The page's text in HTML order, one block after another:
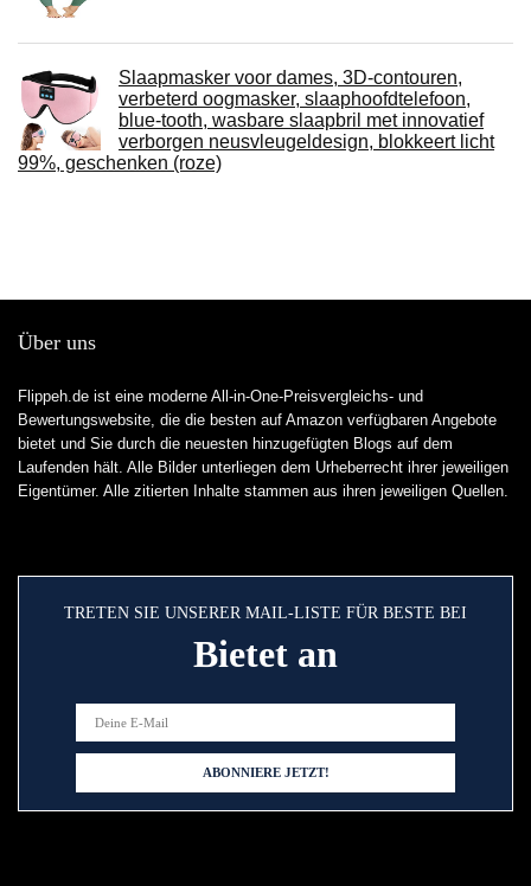
Slaapmasker voor dames, 3D-contouren,
verbeterd oogmasker, slaaphoofdtelefoon,
blue-tooth, wasbare slaapbril met innovatief
verborgen neusvleugeldesign, blokkeert licht
99%, geschenken (roze)
Über uns
Flippeh.de ist eine moderne All-in-One-Preisvergleichs- und
Bewertungswebsite, die die besten auf Amazon verfügbaren Angebote
bietet und Sie durch die neuesten hinzugefügten Blogs auf dem
Laufenden hält. Alle Bilder unterliegen dem Urheberrecht ihrer jeweiligen
Eigentümer. Alle zitierten Inhalte stammen aus ihren jeweiligen Quellen.
TRETEN SIE UNSERER MAIL-LISTE FÜR BESTE BEI
Bietet an